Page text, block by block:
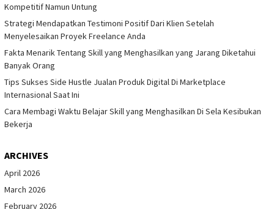
Kompetitif Namun Untung
Strategi Mendapatkan Testimoni Positif Dari Klien Setelah
Menyelesaikan Proyek Freelance Anda
Fakta Menarik Tentang Skill yang Menghasilkan yang Jarang Diketahui
Banyak Orang
Tips Sukses Side Hustle Jualan Produk Digital Di Marketplace
Internasional Saat Ini
Cara Membagi Waktu Belajar Skill yang Menghasilkan Di Sela Kesibukan
Bekerja
ARCHIVES
April 2026
March 2026
February 2026